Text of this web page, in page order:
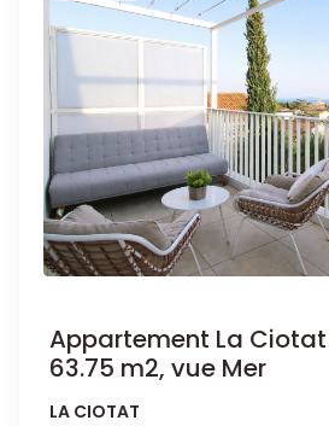
Appartement La
63.75 m2, vue Mer
LA CIOTAT